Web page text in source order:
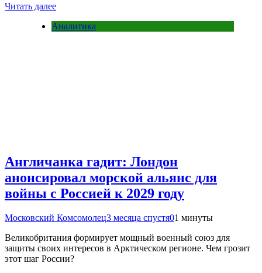
Читать далее
Аналитика
Англичанка гадит: Лондон
анонсировал морской альянс для
войны с Россией к 2029 году
Московский Комсомолец3 месяца спустя01 минуты
Великобритания формирует мощный военный союз для
защиты своих интересов в Арктическом регионе. Чем грозит
этот шаг России?